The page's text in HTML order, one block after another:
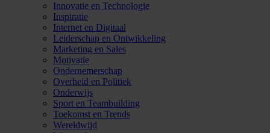
Innovatie en Technologie
Inspiratie
Internet en Digitaal
Leiderschap en Ontwikkeling
Marketing en Sales
Motivatie
Ondernemerschap
Overheid en Politiek
Onderwijs
Sport en Teambuilding
Toekomst en Trends
Wereldwijd